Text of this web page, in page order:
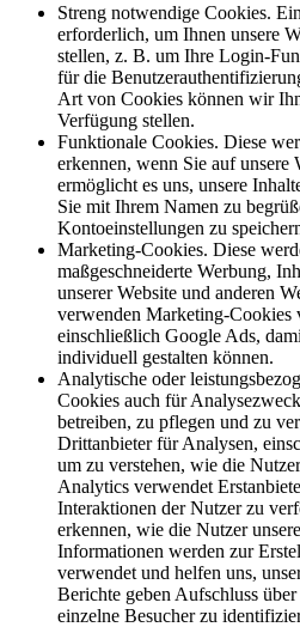
Streng notwendige Cookies.
erforderlich, um Ihnen unsere
stellen, z. B. um Ihre Login-
für die
Art von Cookies können wir
Verfügung stellen.
Funktionale Cookies. Diese
erkennen, wenn Sie auf unsere
ermöglicht es uns, unsere
Sie mit Ihrem Namen zu
Kontoeinstellungen zu
Marketing-Cookies. Diese
maßgeschneiderte Werbung,
unserer Website und anderen
verwenden Marketing-Cookies
einschließlich Google Ads,
individuell gestalten können.
Analytische oder
Cookies auch für
betreiben, zu pflegen und zu
Drittanbieter für Analysen,
um zu verstehen, wie die
Analytics verwendet
Interaktionen der Nutzer zu
erkennen, wie die Nutzer
Informationen werden zur
verwendet und helfen uns,
Berichte geben Aufschluss
einzelne Besucher zu